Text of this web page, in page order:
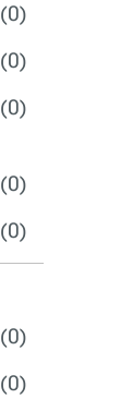
(0)
(0)
(0)
(0)
(0)
(0)
(0)